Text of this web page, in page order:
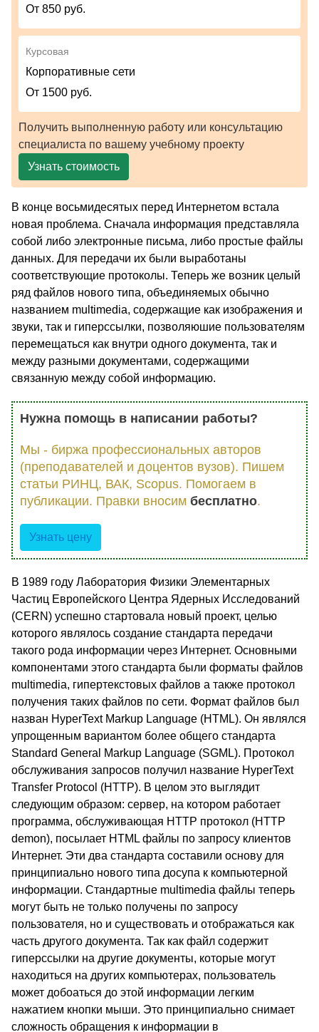
От 850 руб.
Курсовая
Корпоративные сети
От 1500 руб.
Получить выполненную работу или консультацию
специалиста по вашему учебному проекту
Узнать стоимость
В конце восьмидесятых перед Интернетом встала
новая проблема. Сначала информация представляла
собой либо электронные письма, либо простые файлы
данных. Для передачи их были выработаны
соответствующие протоколы. Теперь же возник целый
ряд файлов нового типа, объединяемых обычно
названием multimedia, содержащие как изображения и
звуки, так и гиперссылки, позволяюшие пользователям
перемещаться как внутри одного документа, так и
между разными документами, содержащими
связанную между собой информацию.
Нужна помощь в написании работы?
Мы - биржа профессиональных авторов
(преподавателей и доцентов вузов). Пишем
статьи РИНЦ, ВАК, Scopus. Помогаем в
публикации. Правки вносим бесплатно.
Узнать цену
В 1989 году Лаборатория Физики Элементарных
Частиц Европейского Центра Ядерных Исследований
(CERN) успешно стартовала новый проект, целью
которого являлось создание стандарта передачи
такого рода информации через Интернет. Основными
компонентами этого стандарта были форматы файлов
multimedia, гипертекстовых файлов а также протокол
получения таких файлов по сети. Формат файлов был
назван HyperText Markup Language (HTML). Он являлся
упрощенным вариантом более общего стандарта
Standard General Markup Language (SGML). Протокол
обслуживания запросов получил название HyperText
Transfer Protocol (HTTP). В целом это выглядит
следующим образом: сервер, на котором работает
программа, обслуживающая HTTP протокол (HTTP
demon), посылает HTML файлы по запросу клиентов
Интернет. Эти два стандарта составили основу для
принципиально нового типа досупа к компьютерной
информации. Стандартные multimedia файлы теперь
могут быть не только получены по запросу
пользователя, но и существовать и отображаться как
часть другого документа. Так как файл содержит
гиперссылки на другие документы, которые могут
находиться на других компьютерах, пользователь
может добоаться до этой информации легким
нажатием кнопки мыши. Это принципиально снимает
сложность обращения к информации в